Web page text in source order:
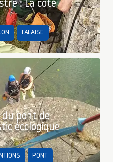
: La côte
FALAISE
du pont de
écologique
PONT